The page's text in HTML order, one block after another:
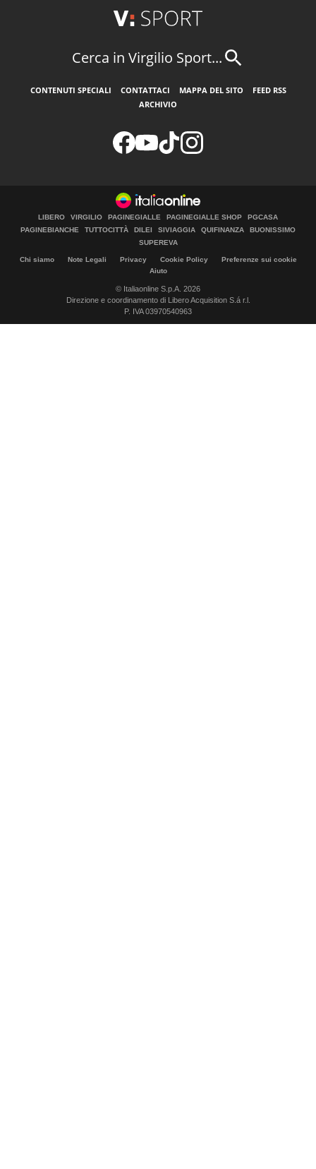
Cerca in Virgilio Sport...
CONTENUTI SPECIALI CONTATTACI MAPPA DEL SITO
FEED RSS
ARCHIVIO
LIBERO VIRGILIO PAGINEGIALLE PAGINEGIALLE SHOP
PGCASA
PAGINEBIANCHE
TUTTOCITTÀ DILEI SIVIAGGIA QUIFINANZA
BUONISSIMO
SUPEREVA
Chi siamo Note Legali Privacy Cookie Policy
Preferenze sui cookie
Aiuto
© Italiaonline S.p.A. 2026
Direzione e coordinamento di Libero Acquisition S.á r.l.
P. IVA 03970540963